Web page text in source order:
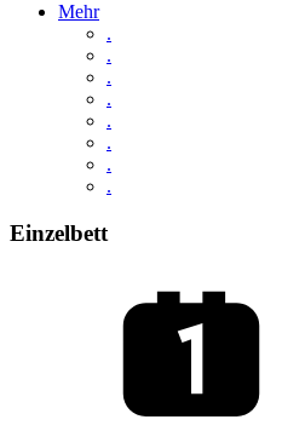
Mehr
.
.
.
.
.
.
.
.
Einzelbett